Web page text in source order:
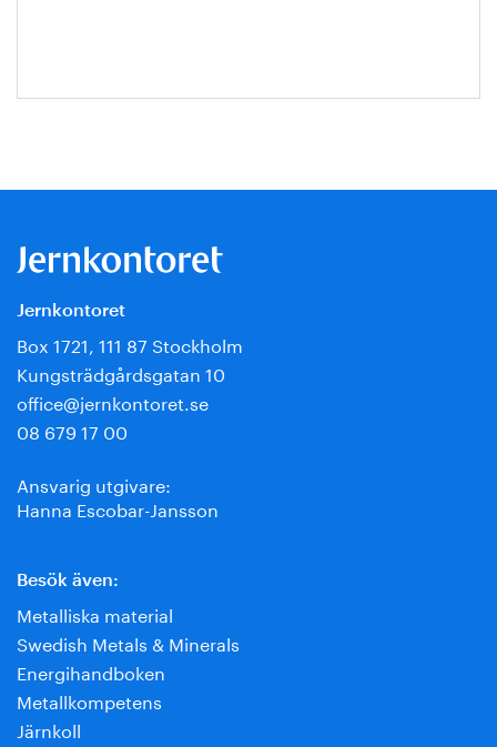
Jernkontoret
Box 1721, 111 87 Stockholm
Kungsträdgårdsgatan 10
office@jernkontoret.se
08 679 17 00
Ansvarig utgivare:
Hanna Escobar-Jansson
Besök även:
Metalliska material
Swedish Metals & Minerals
Energihandboken
Metallkompetens
Järnkoll